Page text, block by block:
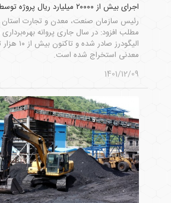
اجرای بیش از ۲۰۰۰۰ میلیارد ریال پروژه توسط ایمیدرو در لرستان
رئیس سازمان صنعت، معدن و تجارت استان
مطلب افزود: در سال جاری پروانه
الیگودرز
معدنی استخراج شده است.
1401/12/09